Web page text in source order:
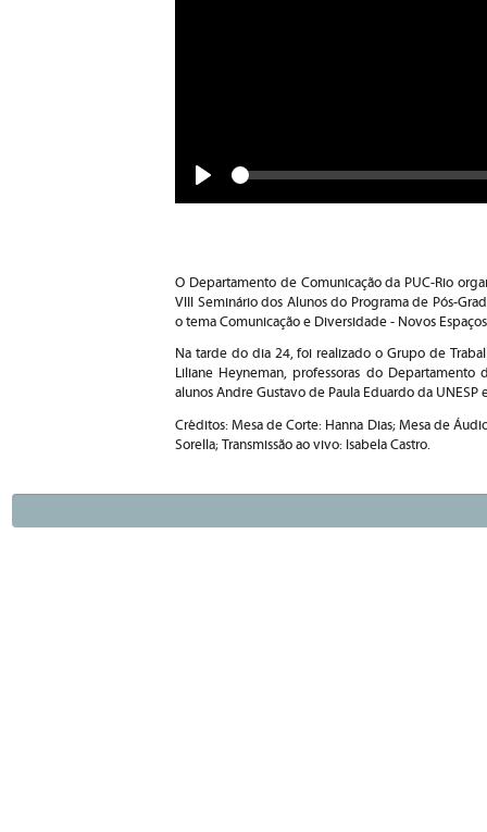
Seek
O Departamento de Comunicação da PUC-Rio
VIII Seminário dos Alunos do Programa de Pós-
o tema Comunicação e Diversidade - Novos
Na tarde do dia 24, foi realizado o Grupo de
Liliane Heyneman, professoras do Departamento
alunos Andre Gustavo de Paula Eduardo da UNESP
Créditos: Mesa de Corte: Hanna Dias; Mesa de
Sorella; Transmissão ao vivo: Isabela Castro.